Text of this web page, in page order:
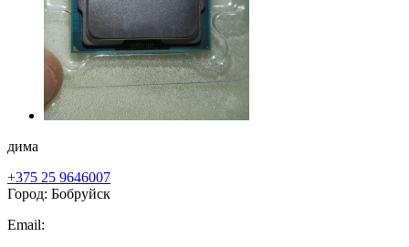
дима
+375 25 9646007
Город: Бобруйск
Email: